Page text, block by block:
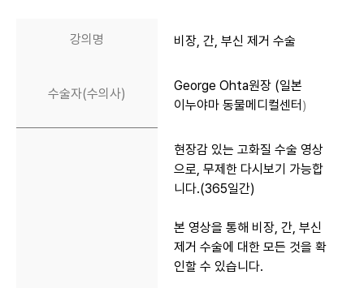
강의명 비장, 간, 부신 제거 수술
수술자(수의사)
George Ohta원장 (일본
이누야마 동물메디컬센터 )
현장감 있는 고화질 수술 영상
으로, 무제한 다시보기 가능합
니다.(365일간)
본 영상을 통해 비장, 간, 부신
제거 수술에 대한 모든 것을 확
인할 수 있습니다.